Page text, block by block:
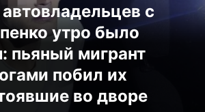
с
утро было
пьяный мигрант
побил их
во дворе